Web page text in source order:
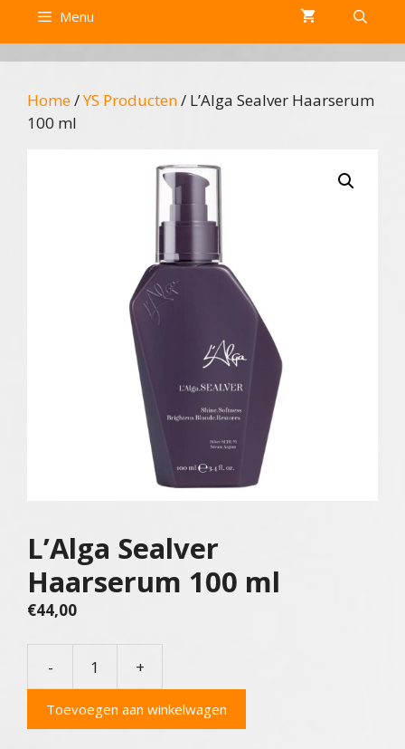
Menu
Home/YS Producten/ L’Alga Sealver Haarserum
100 ml
L’Alga Sealver
Haarserum 100 ml
€44,00
-
Sealver
Haarserum
+
Toevoegen aan winkelwagen